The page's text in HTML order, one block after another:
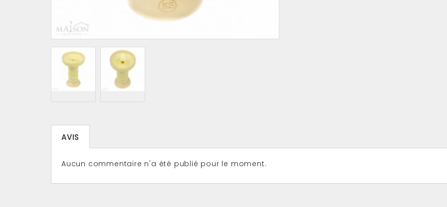
AVIS
Aucun commentaire n'a été publié pour le moment.